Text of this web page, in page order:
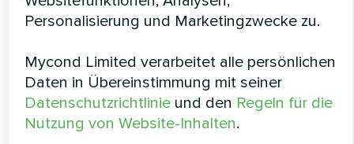
WEITERE BLOGBEITRÄGE
Myсond lösungen
Personalisierung und Marketingzwecke zu.
Mycond Limited verarbeitet alle persönlichen
Daten in Übereinstimmung mit seiner
Datenschutzrichtlinie und den Regeln für die
Nutzung von Website-Inhalten.